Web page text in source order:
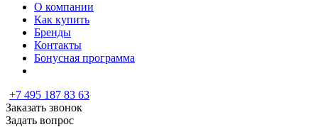
О компании
Как купить
Бренды
Контакты
Бонусная программа
+7 495 187 83 63
Заказать звонок
Задать вопрос